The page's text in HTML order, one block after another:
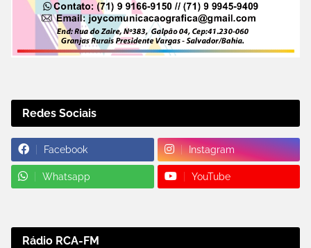
Redes Sociais
Facebook Instagram
Whatsapp YouTube
Rádio RCA-FM